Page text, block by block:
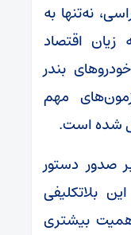
نه‌تنها به
زیان اقتصاد
بندر
مهم
شده است.
صدور دستور
بلاتکلیفی
بیشتری